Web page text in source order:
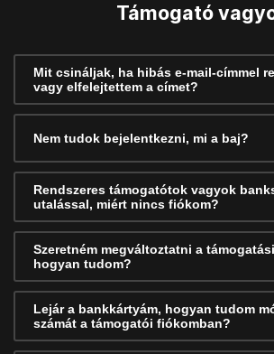
Támogató
Mit csináljak, ha hibás e-mail-címmel
vagy elfelejtettem a címet?
Nem tudok bejelentkezni, mi a baj?
Rendszeres támogatótok vagyok
utalással, miért nincs fiókom?
Szeretném megváltoztatni a
hogyan tudom?
Lejár a bankkártyám, hogyan tudom
számát a támogatói fiókomban?